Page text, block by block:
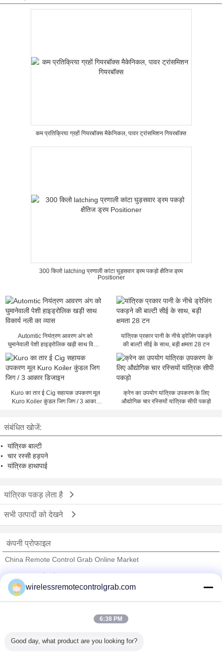
कम प्रतिक्रिया ग्रहों गियरबॉक्स मैकेनिकल, पावर ट्रांसमिशन गियरबॉक्स
300 किलो latching प्रणाली कांटा घुड़सवार ड्रम पकड़ो क्षैतिज ड्रम
Positioner
Automtic नियंत्रण आवरण अंग को
घुमानेवाली पेशी हाइड्रोलिक खड़ी साथ विकार्य
नली का व्यास
यांत्रिक प्रकार पानी के नीचे ड्रेजिंग पकड़ने
की बाल्टी सीई के साथ, बड़ी क्षमता 28 टन
Kuro का तार ई Cig सहायक उपकरण मूल
Kuro Koiler कुंडल जिग जिग / 3 आकार
क्रेन का उपयोग यांत्रिक उपकरण के लिए
औद्योगिक चार रस्सियों यांत्रिक सीपी पकड़ो
संबंधित खोजें:
यांत्रिक बाल्टी
चार रस्सी हड़पने
यांत्रिक हाथापाई
यांत्रिक पकड़ लेता है
सभी उत्पादों को देखने
कंपनी प्रोफाइल
China Remote Control Grab Online Market
Trust Seal
Verified Suplier
सभी उत्पाद
wirelessremotecontrolgrab.com
6:38 PM
Good day, what product are you looking for?